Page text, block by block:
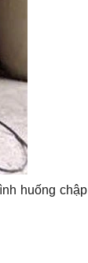
huống chập